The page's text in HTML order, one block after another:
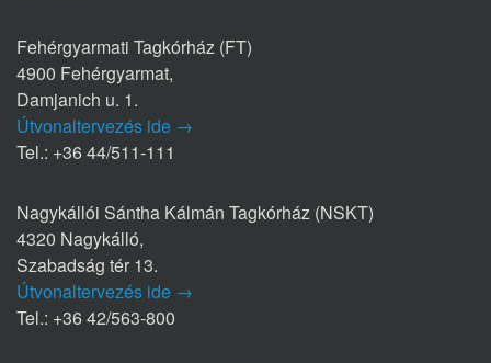
Fehérgyarmati Tagkórház (FT)
4900 Fehérgyarmat,
Damjanich u. 1.
Útvonaltervezés ide →
Tel.: +36 44/511-111
Nagykállói Sántha Kálmán Tagkórház (NSKT)
4320 Nagykálló,
Szabadság tér 13.
Útvonaltervezés ide →
Tel.: +36 42/563-800